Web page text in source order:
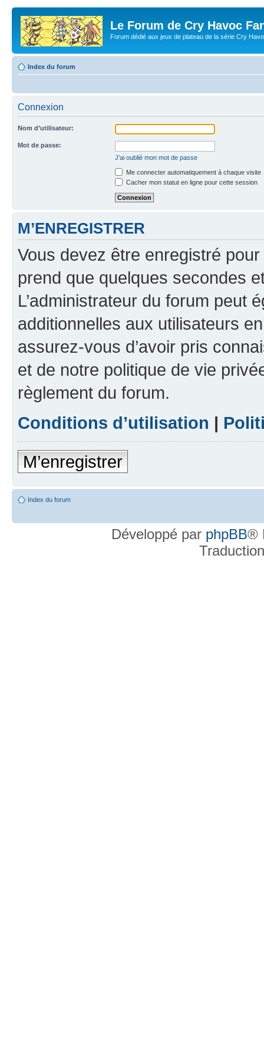
Le Forum de Cry Havoc
Forum dédié aux jeux de plateau de la série Cry
Index du forum
Connexion
Nom d’utilisateur:
Mot de passe:
J’ai oublié mon mot de passe
Me connecter automatiquement à chaque visite
Cacher mon statut en ligne pour cette session
M’ENREGISTRER
Vous devez être enregistré
prend que quelques secondes
L’administrateur du forum peut
additionnelles aux utilisateurs
assurez-vous d’avoir pris
et de notre politique de vie
règlement du forum.
Conditions d’utilisation |
M’enregistrer
Index du forum
Développé par phpBB®